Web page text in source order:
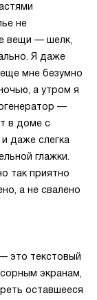
не
вещи — шелк,
Я даже
мне безумно
а утром я
—
в доме с
даже слегка
глажки.
так приятно
а не свалено
это текстовый
экранам,
оставшееся